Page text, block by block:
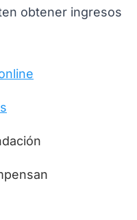
obtener ingresos